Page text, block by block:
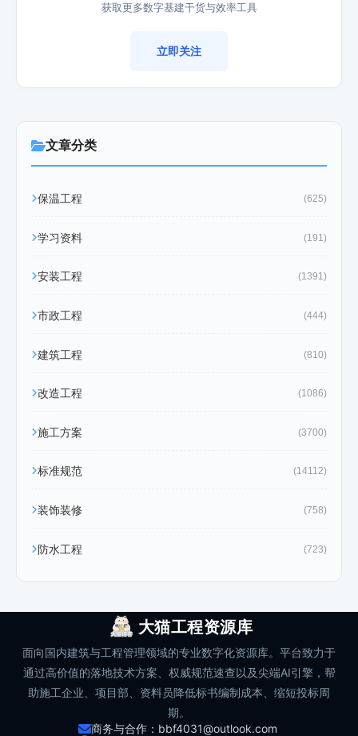
获取更多数字基建干货与效率工具
立即关注
文章分类
保温工程 (625)
学习资料 (191)
安装工程 (1391)
市政工程 (444)
建筑工程 (810)
改造工程 (1086)
施工方案 (3700)
标准规范 (14112)
装饰装修 (758)
防水工程 (723)
大猫工程资源库
面向国内建筑与工程管理领域的专业数字化资源库。平台致力于
通过高价值的落地技术方案、权威规范速查以及尖端AI引擎，帮
助施工企业、项目部、资料员降低标书编制成本、缩短投标周
期。
商务与合作：bbf4031@outlook.com